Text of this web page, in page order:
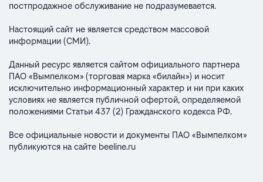
постпродажное обслуживание не подразумевается.
Настоящий сайт не является средством массовой
информации (СМИ).
Данный ресурс является сайтом официального партнера
ПАО «Вымпелком» (торговая марка «билайн») и носит
исключительно информационный характер и ни при каких
условиях не является публичной офертой, определяемой
положениями Статьи 437 (2) Гражданского кодекса РФ.
Все официальные новости и документы ПАО «Вымпелком»
публикуются на сайте beeline.ru